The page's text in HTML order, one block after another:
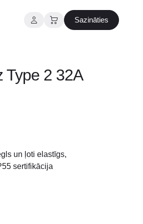
Sazināties
Type 2 32A
un ļoti elastīgs,
sertifikācija